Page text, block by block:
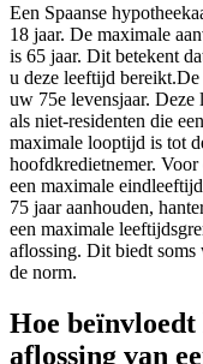
Een Spaanse
18 jaar. De maximale
is 65 jaar. Dit betekent
u deze leeftijd
uw 75e levensjaar.
als niet-residenten die
maximale looptijd is tot
hoofdkredietnemer.
een maximale
75 jaar aanhouden,
een maximale
aflossing. Dit biedt soms
de norm.
Hoe
aflossing van